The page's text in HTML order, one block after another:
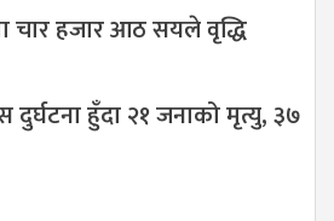
चार हजार आठ सयले वृद्धि
दुर्घटना हुँदा २१ जनाको मृत्यु, ३७